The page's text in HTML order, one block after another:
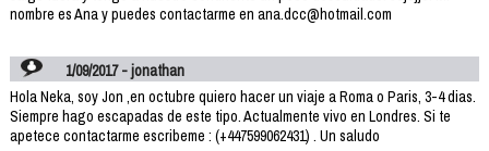
nombre es Ana y puedes contactarme en ana.dcc@hotmail.com
1/09/2017 - jonathan
Hola Neka, soy Jon ,en octubre quiero hacer un viaje a Roma o Paris, 3-4 dias.
Siempre hago escapadas de este tipo. Actualmente vivo en Londres. Si te
apetece contactarme escribeme : (+447599062431) . Un saludo